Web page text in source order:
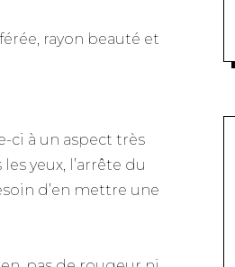
rayon beauté et
ci à un aspect très
yeux, l’arrête du
d’en mettre une